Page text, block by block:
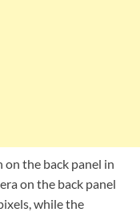
on the back panel in
on the back panel
while the